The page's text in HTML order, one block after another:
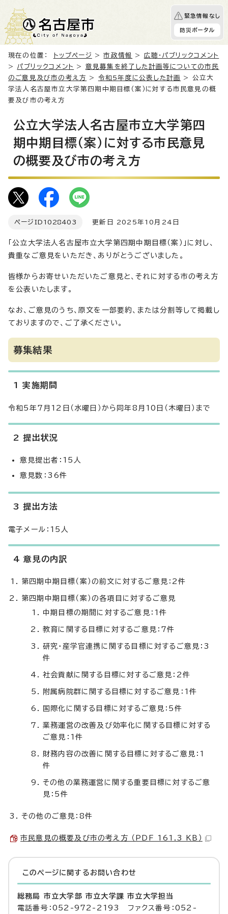
緊急情報なし
防災ポータル
現在の位置： トップページ >市政情報 > 広聴・パブリックコメント
> パブリックコメント > 意見募集を終了した計画等についての市民
のご意見及び市の考え方
> 令和5年度に公表した計画
> 公立大
学法人名古屋市立大学第四期中期目標（案）に対する市民意見の概
要及び市の考え方
公立大学法人名古屋市立大学第四
期中期目標（案）に対する市民意見
の概要及び市の考え方
ページID 1028403 更新日 2025年10月24日
「公立大学法人名古屋市立大学第四期中期目標（案）」に対し、
貴重なご意見をいただき、ありがとうございました。
皆様からお寄せいただいたご意見と、それに対する市の考え方
を公表いたします。
なお、ご意見のうち、原文を一部要約、または分割等して掲載し
ておりますので、ご了承ください。
募集結果
1 実施期間
令和5年7月12日（水曜日）から同年8月10日（木曜日）まで
2 提出状況
意見提出者：15人
意見数：36件
3 提出方法
電子メール：15人
4 意見の内訳
第四期中期目標（案）の前文に対するご意見：2件
第四期中期目標（案）の各項目に対するご意見
中期目標の期間に対するご意見：1件
教育に関する目標に対するご意見：7件
研究・産学官連携に関する目標に対するご意見：3
件
社会貢献に関する目標に対するご意見：2件
附属病院群に関する目標に対するご意見：1件
国際化に関する目標に対するご意見：5件
業務運営の改善及び効率化に関する目標に対する
ご意見：1件
財務内容の改善に関する目標に対するご意見：1
件
その他の業務運営に関する重要目標に対するご意
見：5件
その他のご意見：8件
市民意見の概要及び市の考え方 （PDF 161.3 KB）
このページに関する お問い合わせ
総務局 市立大学部 市立大学課 市立大学担当
電話番号：052-972-2193 ファクス番号：052-